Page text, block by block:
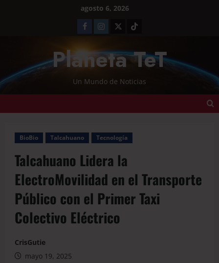
agosto 6, 2026
Planeta TeT
Un Mundo de Noticias
BioBio Talcahuano Tecnología
Talcahuano Lidera la
ElectroMovilidad en el Transporte
Público con el Primer Taxi
Colectivo Eléctrico
CrisGutie
mayo 19, 2025